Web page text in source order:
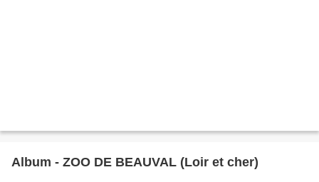
Album - ZOO DE BEAUVAL (Loir et cher)